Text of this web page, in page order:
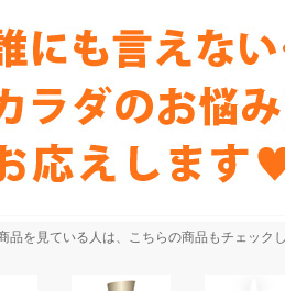
め商品
品を見ている人は、こちらの商品もチェック